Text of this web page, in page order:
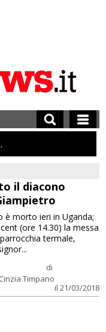
il diacono
di
Cinzia Timpano
il 21/03/2018
è morto ieri in Uganda;
(ore 14.30) la messa
termale,